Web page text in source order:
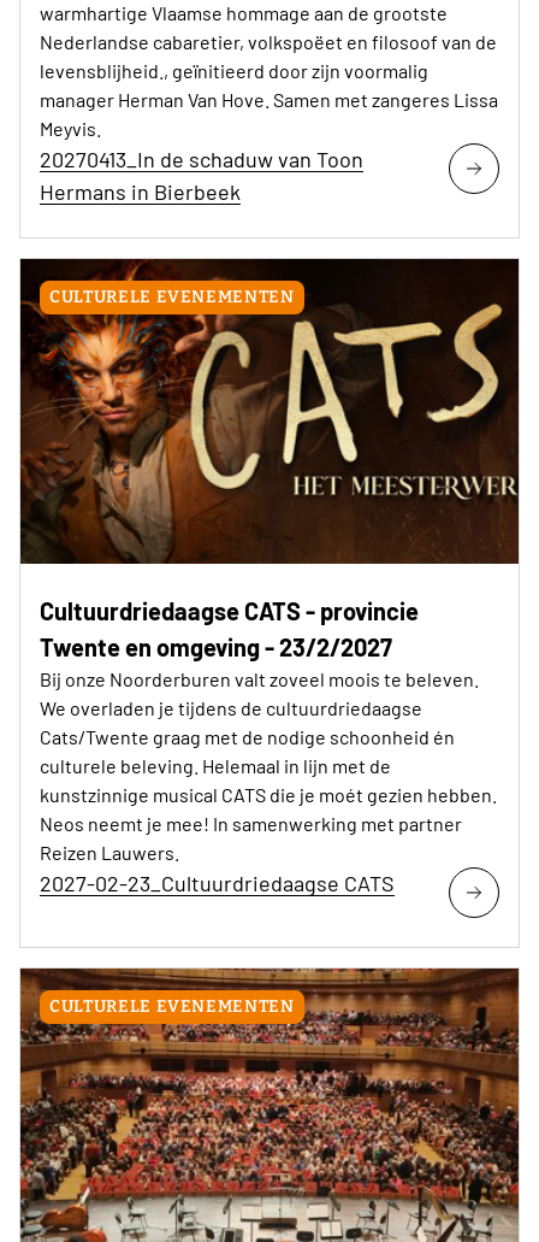
warmhartige Vlaamse hommage aan de grootste
Nederlandse cabaretier, volkspoëet en filosoof van de
levensblijheid., geïnitieerd door zijn voormalig
manager Herman Van Hove. Samen met zangeres Lissa
Meyvis.
20270413_In de schaduw van Toon
Hermans in Bierbeek
CULTURELE EVENEMENTEN
Cultuurdriedaagse CATS - provincie
Twente en omgeving - 23/2/2027
Bij onze Noorderburen valt zoveel moois te beleven.
We overladen je tijdens de cultuurdriedaagse
Cats/Twente graag met de nodige schoonheid én
culturele beleving. Helemaal in lijn met de
kunstzinnige musical CATS die je moét gezien hebben.
Neos neemt je mee! In samenwerking met partner
Reizen Lauwers.
2027-02-23_Cultuurdriedaagse CATS
CULTURELE EVENEMENTEN